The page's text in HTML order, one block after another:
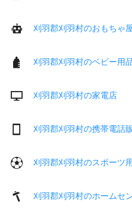
刈羽郡刈羽村のおもちゃ
刈羽郡刈羽村のベビー用
刈羽郡刈羽村の家電店
刈羽郡刈羽村の携帯電話
刈羽郡刈羽村のスポーツ
刈羽郡刈羽村のホームセ